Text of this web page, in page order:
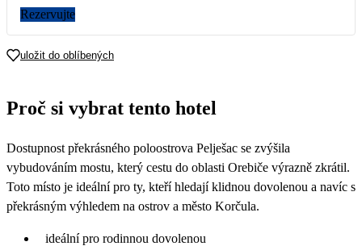
11
18 19
Rezervujte
uložit do oblíbených
Proč si vybrat tento hotel
Dostupnost překrásného poloostrova Pelješac se zvýšila
vybudováním mostu, který cestu do oblasti Orebiče výrazně zkrátil.
Toto místo je ideální pro ty, kteří hledají klidnou dovolenou a navíc s
překrásným výhledem na ostrov a město Korčula.
ideální pro rodinnou dovolenou